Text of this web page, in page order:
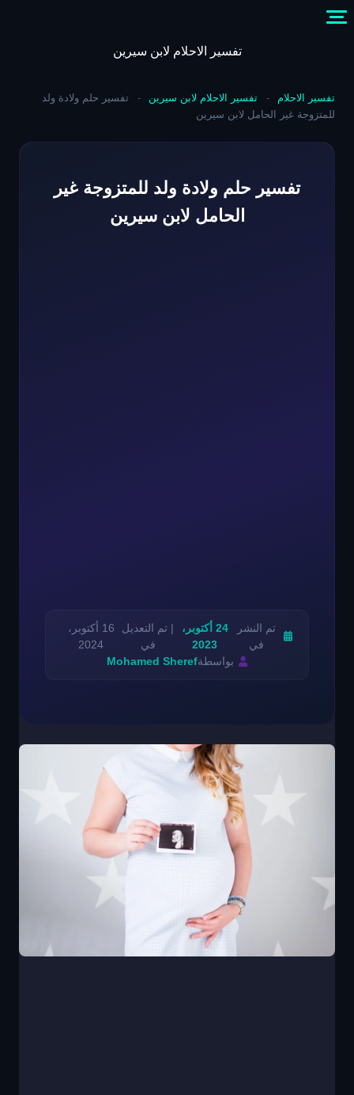
content
تفسير الاحلام لابن سيرين
تفسير الاحلام - تفسير الاحلام لابن سيرين -
تفسير حلم ولادة ولد
للمتزوجة غير الحامل لابن سيرين
تفسير حلم ولادة ولد للمتزوجة غير
الحامل لابن سيرين
تم النشر
في
24 أكتوبر،
2023
| تم التعديل
في
16 أكتوبر،
2024
بواسطةMohamed Sheref